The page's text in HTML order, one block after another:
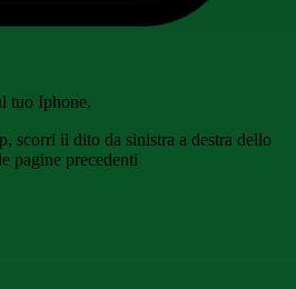
tuo Iphone.
scorri il dito da sinistra a destra dello
pagine precedenti